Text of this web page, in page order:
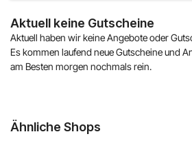
bonprix
Notino
Lieferando
Exklusive Gutscheine
Sonderaktionen
Exklusive Angebote
Aktuell keine Gutscheine
Aktuell haben wir keine Angebote oder
Es kommen laufend neue Gutscheine und
am Besten morgen nochmals rein.
Ähnliche Shops